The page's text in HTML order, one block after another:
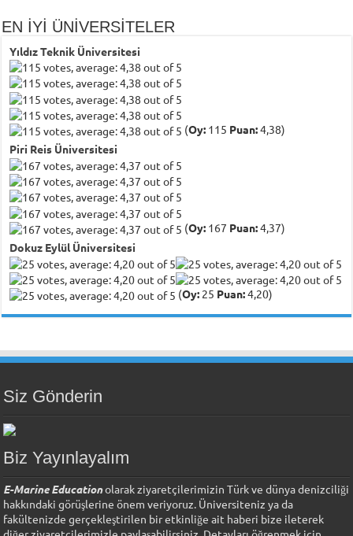
EN İYİ ÜNİVERSİTELER
Yıldız Teknik Üniversitesi
(Oy: 115 Puan:4,38)
Piri Reis Üniversitesi
(Oy: 167 Puan:4,37)
Dokuz Eylül Üniversitesi
(Oy: 25 Puan:4,20)
Siz Gönderin
Biz Yayınlayalım
E-Marine Educationolarak ziyaretçilerimizin Türk ve dünya denizciliği
hakkındaki görüşlerine önem veriyoruz. Üniversiteniz ya da
fakültenizde gerçekleştirilen bir etkinliğe ait haberi bize ileterek